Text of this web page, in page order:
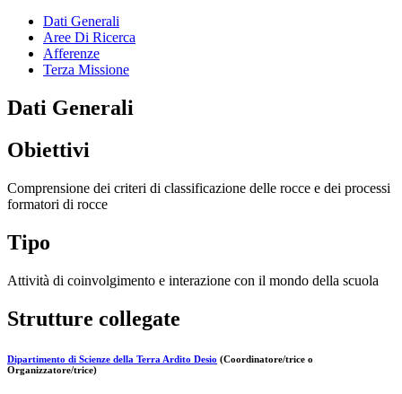
Dati Generali
Aree Di Ricerca
Afferenze
Terza Missione
Dati Generali
Obiettivi
Comprensione dei criteri di classificazione delle rocce e dei processi
formatori di rocce
Tipo
Attività di coinvolgimento e interazione con il mondo della scuola
Strutture collegate
Dipartimento di Scienze della Terra Ardito Desio (Coordinatore/trice o
Organizzatore/trice)